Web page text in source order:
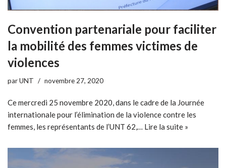
Convention partenariale pour faciliter
la mobilité des femmes victimes de
violences
parUNT novembre 27, 2020
Ce mercredi 25 novembre 2020, dans le cadre de la Journée
internationale pour l’élimination de la violence contre les
femmes, les représentants de l’UNT 62,… Lire la suite »